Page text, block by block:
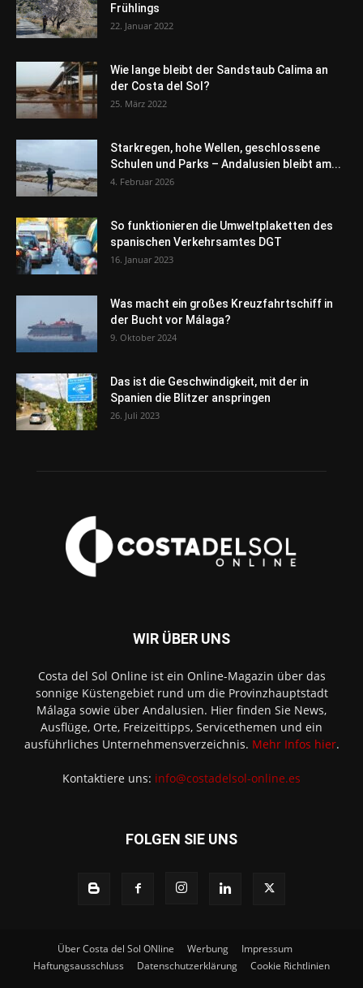
Frühlings
22. Januar 2022
Wie lange bleibt der Sandstaub Calima an
der Costa del Sol?
25. März 2022
Starkregen, hohe Wellen, geschlossene
Schulen und Parks – Andalusien bleibt am...
4. Februar 2026
So funktionieren die Umweltplaketten des
spanischen Verkehrsamtes DGT
16. Januar 2023
Was macht ein großes Kreuzfahrtschiff in
der Bucht vor Málaga?
9. Oktober 2024
Das ist die Geschwindigkeit, mit der in
Spanien die Blitzer anspringen
26. Juli 2023
WIR ÜBER UNS
Costa del Sol Online ist ein Online-Magazin über das
sonnige Küstengebiet rund um die Provinzhauptstadt
Málaga sowie über Andalusien. Hier finden Sie News,
Ausflüge, Orte, Freizeittipps, Servicethemen und ein
ausführliches Unternehmensverzeichnis. Mehr Infos hier.
Kontaktiere uns: info@costadelsol-online.es
FOLGEN SIE UNS
Über Costa del Sol ONline Werbung
Impressum
Haftungsausschluss
Datenschutzerklärung Cookie Richtlinien